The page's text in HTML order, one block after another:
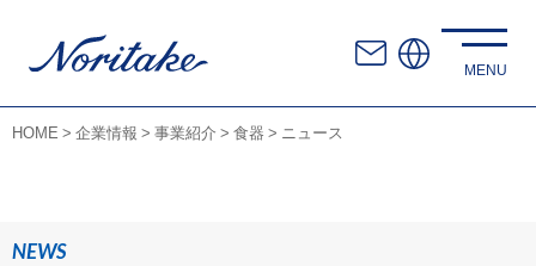
HOME 企業情報 事業紹介 食器 ニュース
NEWS